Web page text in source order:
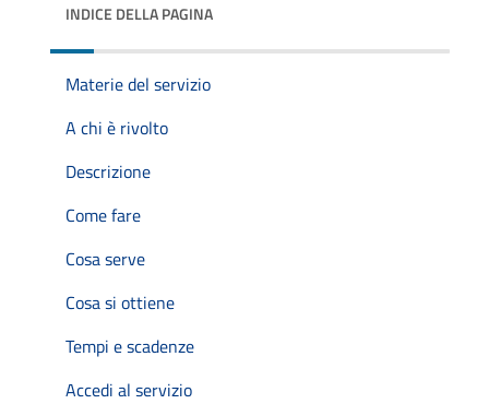
INDICE DELLA PAGINA
Materie del servizio
A chi è rivolto
Descrizione
Come fare
Cosa serve
Cosa si ottiene
Tempi e scadenze
Accedi al servizio